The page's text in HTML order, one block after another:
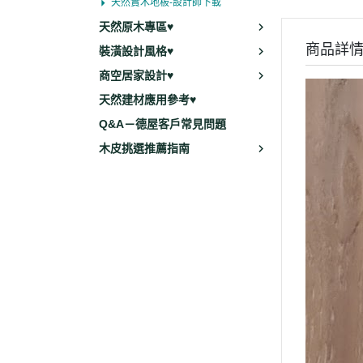
天然實木地板-設計師下載
天然原木專區♥
裝潢設計風格♥
商空居家設計♥
天然建材應用參考♥
Q&A－德屋客戶常見問題
木皮挑選推薦指南
商品詳情